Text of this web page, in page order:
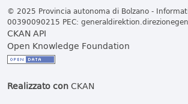
© 2025 Provincia autonoma di Bolzano -
00390090215 PEC:
CKAN API
Open Knowledge Foundation
Realizzato conCKAN